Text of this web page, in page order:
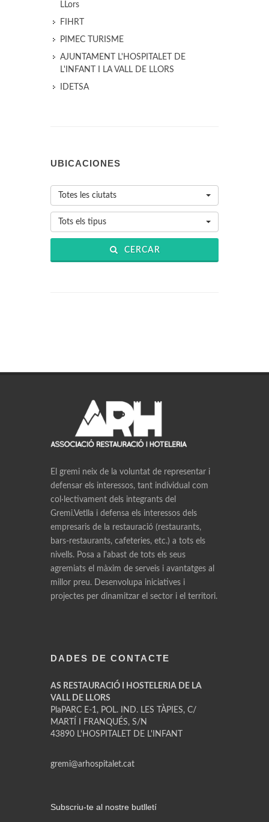
LLors
FIHRT
PIMEC TURISME
AJUNTAMENT L'HOSPITALET DE
L'INFANT I LA VALL DE LLORS
IDETSA
UBICACIONES
Totes les ciutats
Tots els tipus
CERCAR
El gremi neix de la voluntat de representar i
defensar els interessos, tant individual com
col·lectivament dels integrants del
Gremi.Vetlla i defensa els interessos dels
empresaris de la restauració (restaurants,
bars-restaurants, cafeteries, etc.) a tots els
nivells. Posa a l'abast de tots els seus
agremiats el màxim de serveis i avantatges al
millor preu. Desenvolupa iniciatives i
projectes per dinamitzar el sector i el territori.
DADES DE CONTACTE
AS RESTAURACIÓ I HOSTELERIA DE LA
VALL DE LLORS
PlaPARC E-1, POL. IND. LES TÀPIES, C/
MARTÍ I FRANQUÉS, S/N
43890 L'HOSPITALET DE L'INFANT
gremi@arhospitalet.cat
Subscriu-te al nostre butlletí